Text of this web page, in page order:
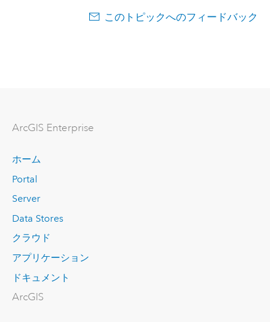
このトピックへのフィードバック
ArcGIS Enterprise
ホーム
Portal
Server
Data Stores
クラウド
アプリケーション
ドキュメント
ArcGIS